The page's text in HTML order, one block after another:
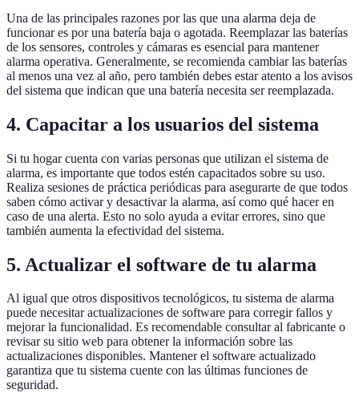
Una de las principales razones por las que una alarma deja de
funcionar es por una batería baja o agotada. Reemplazar las baterías
de los sensores, controles y cámaras es esencial para mantener
alarma operativa. Generalmente, se recomienda cambiar las baterías
al menos una vez al año, pero también debes estar atento a los avisos
del sistema que indican que una batería necesita ser reemplazada.
4. Capacitar a los usuarios del sistema
Si tu hogar cuenta con varias personas que utilizan el sistema de
alarma, es importante que todos estén capacitados sobre su uso.
Realiza sesiones de práctica periódicas para asegurarte de que todos
saben cómo activar y desactivar la alarma, así como qué hacer en
caso de una alerta. Esto no solo ayuda a evitar errores, sino que
también aumenta la efectividad del sistema.
5. Actualizar el software de tu alarma
Al igual que otros dispositivos tecnológicos, tu sistema de alarma
puede necesitar actualizaciones de software para corregir fallos y
mejorar la funcionalidad. Es recomendable consultar al fabricante o
revisar su sitio web para obtener la información sobre las
actualizaciones disponibles. Mantener el software actualizado
garantiza que tu sistema cuente con las últimas funciones de
seguridad.